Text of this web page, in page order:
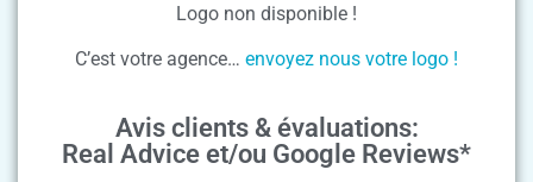
Logo non disponible !
C’est votre agence… envoyez nous votre logo !
Avis clients & évaluations:
Real Advice et/ou Google Reviews*